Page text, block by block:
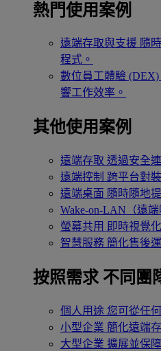
熱門使用案例
遠端存取與支援 隨
程式。
數位員工體驗 (DEX)
響工作效率。
其他使用案例
遠端存取 透過安全
遠端控制 跨平台對
遠端桌面 隨時隨地
Wake-on-LAN（遠端
螢幕共用 即時視覺
智慧服務 簡化售後
按照需求 不同團
個人用途 您可從任
小型企業 簡化遠端
大型企業 擴展並保